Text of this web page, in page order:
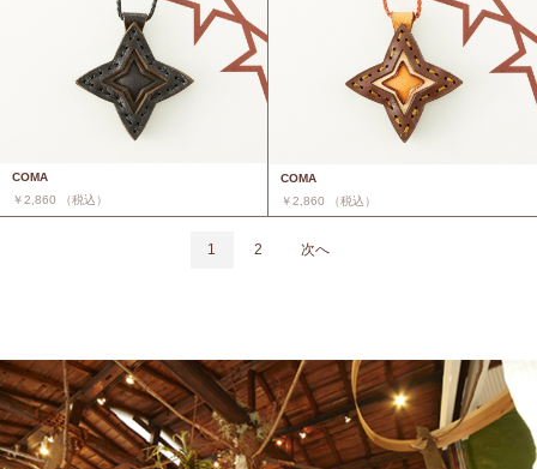
COMA
￥2,860 （税込）
COMA
￥2,860 （税込）
1 2 次へ